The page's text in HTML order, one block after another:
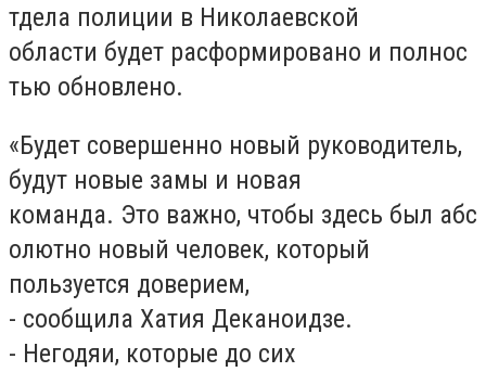
тдела полиции в Николаевской
области будет расформировано и полнос
тью обновлено.
«Будет совершенно новый руководитель,
будут новые замы и новая
команда. Это важно, чтобы здесь был абс
олютно новый человек, который
пользуется доверием,
- сообщила Хатия Деканоидзе.
- Негодяи, которые до сих